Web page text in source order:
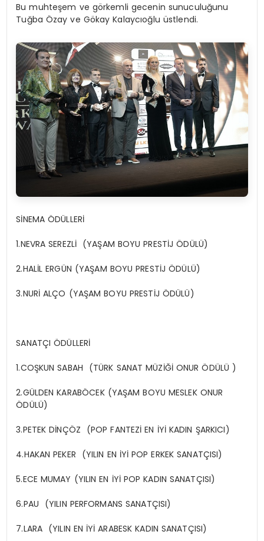
Bu muhteşem ve görkemli gecenin sunuculuğunu
Tuğba Özay ve Gökay Kalaycıoğlu üstlendi.
SİNEMA ÖDÜLLERİ
1.NEVRA SEREZLİ (YAŞAM BOYU PRESTİJ ÖDÜLÜ)
2.HALİL ERGÜN (YAŞAM BOYU PRESTİJ ÖDÜLÜ)
3.NURİ ALÇO (YAŞAM BOYU PRESTİJ ÖDÜLÜ)
SANATÇI ÖDÜLLERİ
1.COŞKUN SABAH (TÜRK SANAT MÜZİĞİ ONUR ÖDÜLÜ )
2.GÜLDEN KARABÖCEK (YAŞAM BOYU MESLEK ONUR
ÖDÜLÜ)
3.PETEK DİNÇÖZ (POP FANTEZİ EN İYİ KADIN ŞARKICI)
4.HAKAN PEKER (YILIN EN İYİ POP ERKEK SANATÇISI)
5.ECE MUMAY (YILIN EN İYİ POP KADIN SANATÇISI)
6.PAU (YILIN PERFORMANS SANATÇISI)
7.LARA (YILIN EN İYİ ARABESK KADIN SANATÇISI)